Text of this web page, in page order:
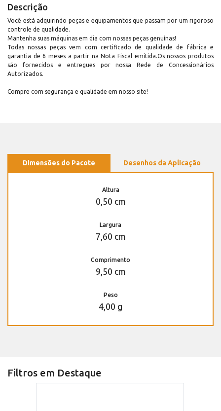
Descrição
Você está adquirindo peças e equipamentos que passam por um rigoroso
controle de qualidade.
Mantenha suas máquinas em dia com nossas peças genuínas!
Todas nossas peças vem com certificado de qualidade de fábrica e
garantia de 6 meses a partir na Nota Fiscal emitida.Os nossos produtos
são fornecidos e entregues por nossa Rede de Concessionários
Autorizados.
Compre com segurança e qualidade em nosso site!
Dimensões do Pacote Desenhos da Aplicação
Altura
0,50 cm
Largura
7,60 cm
Comprimento
9,50 cm
Peso
4,00 g
Filtros em Destaque